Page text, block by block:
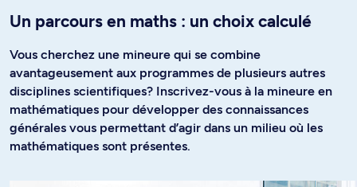
Un parcours en maths : un choix calculé
Vous cherchez une mineure qui se combine
avantageusement aux programmes de plusieurs autres
disciplines scientifiques? Inscrivez-vous à la mineure en
mathématiques pour développer des connaissances
générales vous permettant d’agir dans un milieu où les
mathématiques sont présentes.